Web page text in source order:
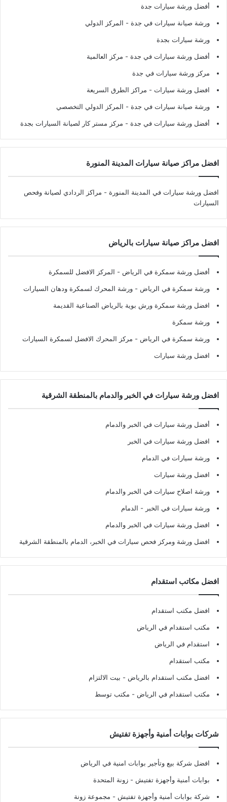
أفضل ورشة سيارات جدة
ورشة صيانة سيارات في جدة - المركز الدولي
ورشة سيارات بجدة
أفضل ورشة سيارات في جدة - مركز العالمية
مركز ورشة سيارات في جدة
افضل ورشة سيارات - مراكز الطرق السريعة
ورشة صيانة سيارات في جدة - المركز الدولي التخصصي
أفضل ورشة سيارات في جدة - مركز مستر كار لصيانة السيارات بجدة
افضل مراكز صيانة سيارات المدينة المنورة
افضل ورشة سيارات في المدينة المنورة - مراكز الردادي لصيانة وفحص
السيارات
افضل مراكز صيانة سيارات بالرياض
أفضل ورشة سمكرة في الرياض - المركز الافضل للسمكرة
ورشة سمكرة في الرياض - ورشة المحرك لسمكرة ودهان السيارات
افضل ورشة سمكرة ورش بوية بالرياض الصناعية القديمة
ورشة سمكرة
ورشة سمكرة في الرياض - مركز المحرك الافضل لسمكرة السيارات
افضل ورشة سيارات
افضل ورشة سيارات في الخبر والدمام بالمنطقة الشرقية
أفضل ورشة سيارات في الخبر والدمام
افضل ورشة سيارات في الخبر
ورشة سيارات في الدمام
افضل ورشة سيارات
ورشة اصلاح سيارات في الخبر والدمام
ورشة سيارات في الخبر - الدمام
افضل ورشة سيارات في الخبر والدمام
افضل ورشة ومركز فحص سيارات في الخبر، الدمام بالمنطقة الشرقية
افضل مكاتب استقدام
افضل مكتب استقدام
مكتب استقدام في الرياض
استقدام في الرياض
مكتب استقدام
افضل مكتب استقدام بالرياض - بيت الالتزام
مكتب استقدام في الرياض - مكتب توسط
شركات بوابات أمنية وأجهزة تفتيش
افضل شركة بيع وتأجير بوابات امنية في الرياض
بوابات أمنية وأجهزة تفتيش - زونة المتحدة
شركة بوابات أمنية وأجهزة تفتيش - مجموعة زونة